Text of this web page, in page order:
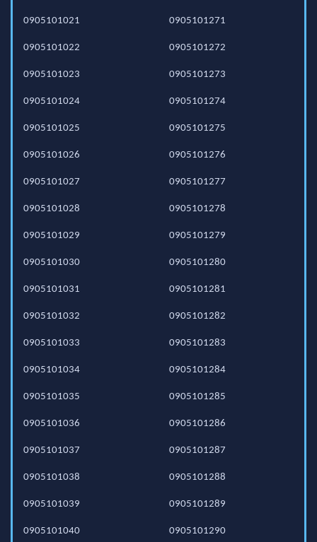
0905101021
0905101022
0905101023
0905101024
0905101025
0905101026
0905101027
0905101028
0905101029
0905101030
0905101031
0905101032
0905101033
0905101034
0905101035
0905101036
0905101037
0905101038
0905101039
0905101040
0905101271
0905101272
0905101273
0905101274
0905101275
0905101276
0905101277
0905101278
0905101279
0905101280
0905101281
0905101282
0905101283
0905101284
0905101285
0905101286
0905101287
0905101288
0905101289
0905101290